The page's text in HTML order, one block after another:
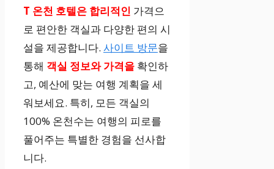
T 온천 호텔은 합리적인 가격으
로 편안한 객실과 다양한 편의 시
설을 제공합니다. 사이트 방문을
통해 객실 정보와 가격을 확인하
고, 예산에 맞는 여행 계획을 세
워보세요. 특히, 모든 객실의
100% 온천수는 여행의 피로를
풀어주는 특별한 경험을 선사합
니다.